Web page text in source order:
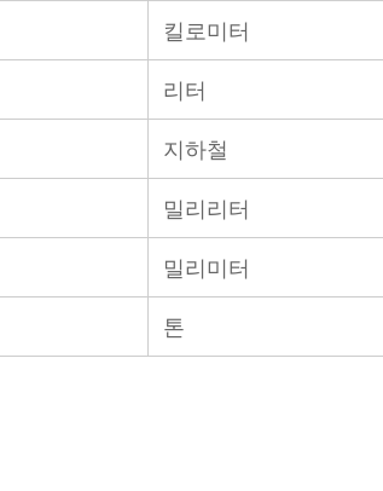
킬로미터
리터
지하철
밀리리터
밀리미터
톤